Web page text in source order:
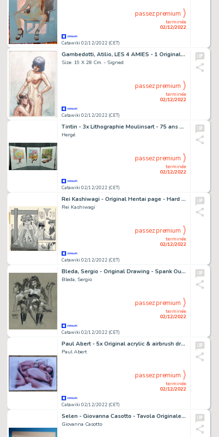
Catawiki 02/12/2022 (CET)
terminée
02/12/2022
passez premium
Gambedotti, Atilio, LES 4 AMIES - 1 Original illustration - Marite y Ana 2022 - Page volante - (2022)
Size: 19 X 28 Cm. - Signed
Catawiki 02/12/2022 (CET)
terminée
02/12/2022
passez premium
Tintin - 3x Lithographie Moulinsart - 75 ans de Tintin - (2003)
Hergé
Catawiki 02/12/2022 (CET)
terminée
02/12/2022
passez premium
Rei Kashiwagi - Original Hentai page - Hard Days - (1996)
Rei Kashiwagi
Catawiki 02/12/2022 (CET)
terminée
02/12/2022
passez premium
Bleda, Sergio - Original Drawing - Spank Out Day - Size: 21 x 28 cm - Original Artwork
Bleda, Sergio
Catawiki 02/12/2022 (CET)
terminée
02/12/2022
passez premium
Paul Abert - 5x Original acrylic & airbrush drawing - Size (5x): 21 x 30 cm. - (2018/2021)
Paul Abert
Catawiki 02/12/2022 (CET)
terminée
02/12/2022
passez premium
Selen - Giovanna Casotto - Tavola Originale Erotica per Albo spagnolo - Page volante - Exemplaire unique - (1995)
Giovanna Casotto